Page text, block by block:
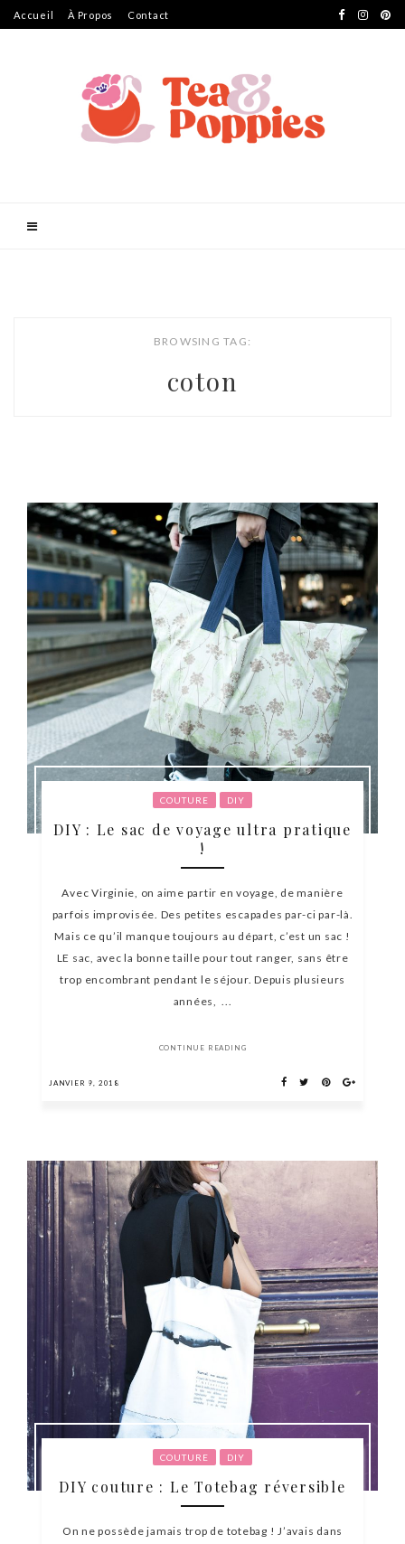
Accueil À Propos Contact
BROWSING TAG:
coton
COUTURE DIY
DIY : Le sac de voyage ultra pratique
!
Avec Virginie, on aime partir en voyage, de manière
parfois improvisée. Des petites escapades par-ci par-là.
Mais ce qu’il manque toujours au départ, c’est un sac !
LE sac, avec la bonne taille pour tout ranger, sans être
trop encombrant pendant le séjour. Depuis plusieurs
années, ...
CONTINUE READING
JANVIER 9, 2018
COUTURE DIY
DIY couture : Le Totebag réversible
On ne possède jamais trop de totebag ! J’avais dans